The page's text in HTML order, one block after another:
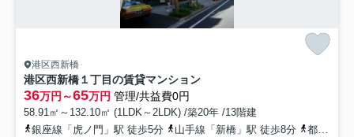
港区西新橋
港区西新橋１丁目の賃貸マンション
36万円～65万円 管理/共益費0円
58.91㎡～132.10㎡ (1LDK～2LDK) /築20年 /13階建
銀座線「虎ノ門」駅 徒歩5分
山手線「新橋」駅 徒歩8分 都営三田線「内幸町」駅 徒歩4分